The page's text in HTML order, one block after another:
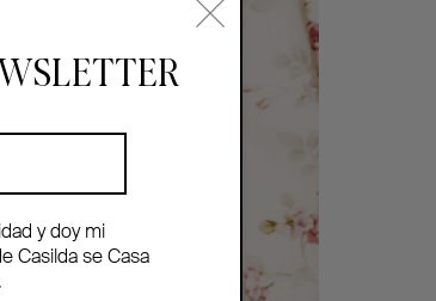
y doy mi
Casilda se Casa